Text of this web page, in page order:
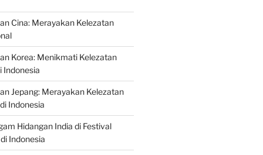
Cina: Merayakan Kelezatan
Korea: Menikmati Kelezatan
Indonesia
Jepang: Merayakan Kelezatan
Indonesia
Hidangan India di Festival
Indonesia